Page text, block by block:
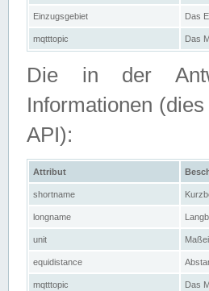
Einzugsgebiet Das
mqtttopic Das
Die in der
Informationen
API):
Attribut
shortname
longname
unit
equidistance
mqtttopic Das